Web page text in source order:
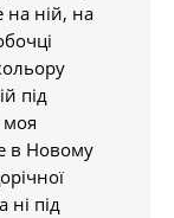
на ній, на
під
моя
в Новому
ні під